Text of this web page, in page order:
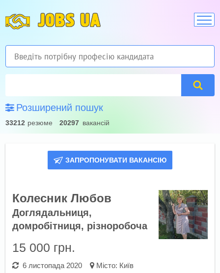
JOBS UA
Розширений пошук
33212 резюме 20297 вакансій
ЗАПРОПОНУВАТИ ВАКАНСІЮ
Колесник Любов
Доглядальниця,
домробітниця, різноробоча
15 000 грн.
6 листопада 2020 Місто: Київ